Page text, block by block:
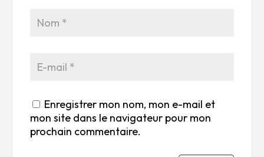
Enregistrer mon nom, mon e-mail et
mon site dans le navigateur pour mon
prochain commentaire.